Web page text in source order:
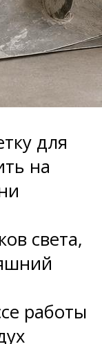
для
на
света,
работы